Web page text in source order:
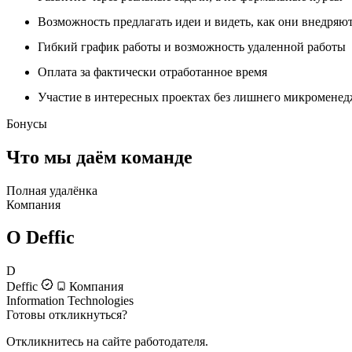
Возможность предлагать идеи и видеть, как они
Гибкий график работы и возможность удаленной работы
Оплата за фактически отработанное время
Участие в интересных проектах без лишнего
Бонусы
Что мы даём команде
Полная удалёнка
Компания
О Deffic
D
Deffic
Компания
Information Technologies
Готовы откликнуться?
Откликнитесь на сайте работодателя.